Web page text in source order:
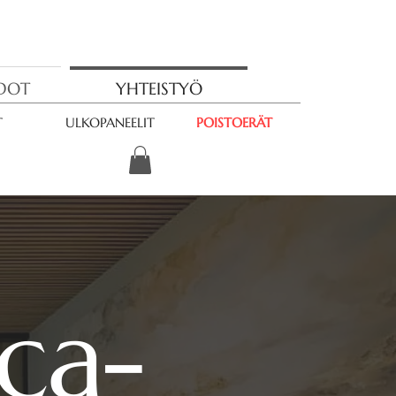
YHTEISTYÖ
ULKOPANEELIT POISTOERÄT